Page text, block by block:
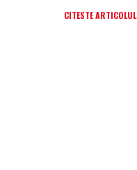
CITESTE ARTICOLUL